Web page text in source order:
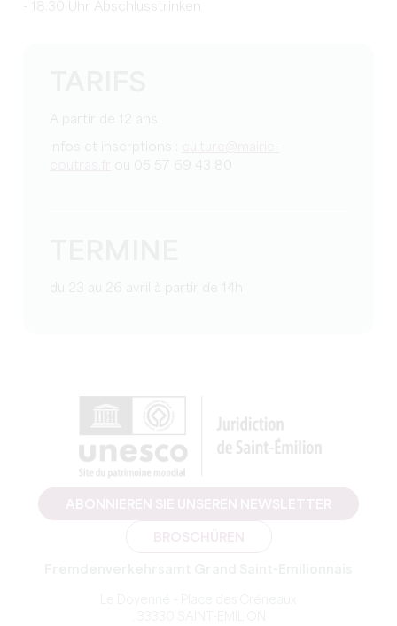
- 18.30 Uhr Abschlusstrinken